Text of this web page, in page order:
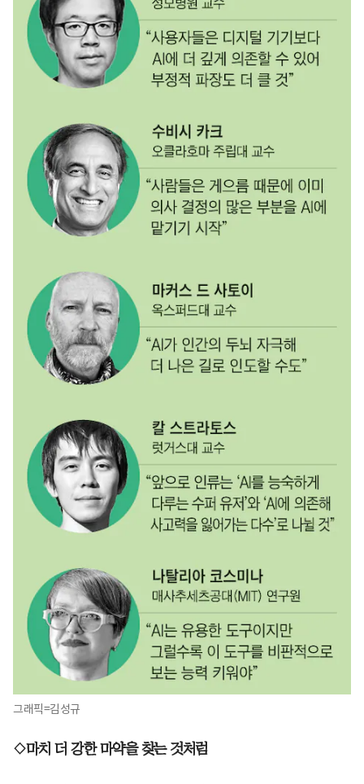
그래픽=김성규
◇마치 더 강한 마약을 찾는 것처럼